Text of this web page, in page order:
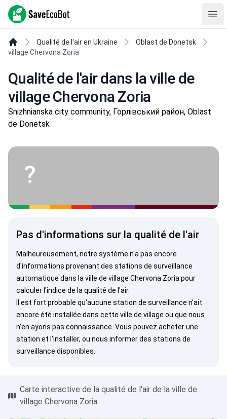
SaveEcoBot
Qualité de l'air en Ukraine
Oblast de Donetsk
village Chervona Zoria
Qualité de l'air dans la ville de
village Chervona Zoria
Snizhnianska city community, Горлівський район, Oblast
de Donetsk
?
Pas d'informations sur la qualité de l'air
Malheureusement, notre système n'a pas encore
d'informations provenant des stations de surveillance
automatique dans la ville de village Chervona Zoria pour
calculer l'indice de la qualité de l'air.
Il est fort probable qu'aucune station de surveillance n'ait
encore été installée dans cette ville de village ou que nous
n'en ayons pas connaissance. Vous pouvez acheter une
station et l'installer, ou nous informerdes stations de
surveillance disponibles.
Carte interactive de la qualité de l'air de la ville de
village Chervona Zoria